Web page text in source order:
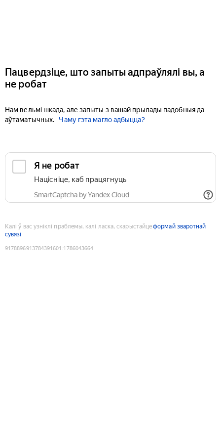
Пацвердзіце, што запыты адпраўлялі вы, а
не робат
Нам вельмі шкада, але запыты з вашай прылады падобныя да
аўтаматычных.
Чаму гэта магло адбыцца?
Я не робат
Націсніце, каб працягнуць
SmartCaptcha by Yandex Cloud
Калі ў вас узніклі праблемы, калі ласка, скарыстайцеформай зваротнай
сувязі
9178896913784391601 :1786043664